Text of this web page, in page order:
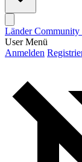
LänderCommunity
User Menü
Anmelden